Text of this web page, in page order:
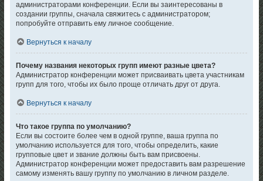
администраторами конференции. Если вы заинтересованы в
создании группы, сначала свяжитесь с администратором;
попробуйте отправить ему личное сообщение.
Вернуться к началу
Почему названия некоторых групп имеют разные цвета?
Администратор конференции может присваивать цвета участникам
групп для того, чтобы их было проще отличать друг от друга.
Вернуться к началу
Что такое группа по умолчанию?
Если вы состоите более чем в одной группе, ваша группа по
умолчанию используется для того, чтобы определить, какие
групповые цвет и звание должны быть вам присвоены.
Администратор конференции может предоставить вам разрешение
самому изменять вашу группу по умолчанию в личном разделе.